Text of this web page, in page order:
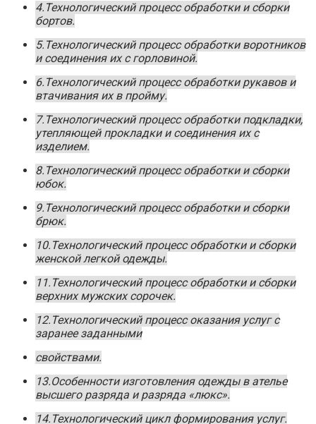
4.Технологический процесс обработки и сборки
бортов.
5.Технологический процесс обработки воротников
и соединения их с горловиной.
6.Технологический процесс обработки рукавов и
втачивания их в пройму.
7.Технологический процесс обработки подкладки,
утепляющей прокладки и соединения их с
изделием.
8.Технологический процесс обработки и сборки
юбок.
9.Технологический процесс обработки и сборки
брюк.
10.Технологический процесс обработки и сборки
женской легкой одежды.
11.Технологический процесс обработки и сборки
верхних мужских сорочек.
12.Технологический процесс оказания услуг с
заранее заданными
свойствами.
13.Особенности изготовления одежды в ателье
высшего разряда и разряда «люкс».
14.Технологический цикл формирования услуг.